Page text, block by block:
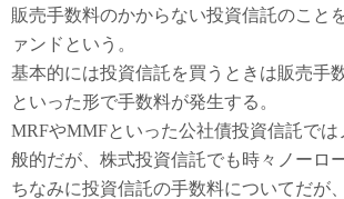
販売手数料のかからない投資信託のこと
ァンドという。
基本的には投資信託を買うときは販売手
といった形で手数料が発生する。
MRFやMMFといった公社債投資信託では
般的だが、株式投資信託でも時々ノーロ
ちなみに投資信託の手数料についてだが